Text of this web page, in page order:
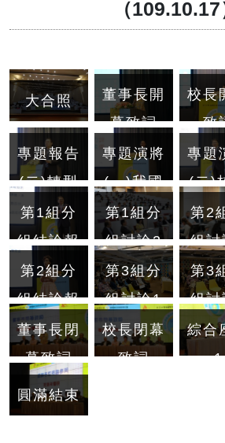
（109.10.17
大合照
董事長開
幕致詞
校長
致
專題報告
(二)轉型
中的教務
工作：創
新與超越
專題演將
(一)我國
CSR、
USR及
SDGs之
推動現況
及其對大
學校務經
專題
(二)
發展
力
越-
學實
究、
談
第1組分
組結論報
告1
第1組分
組討論2
第2
組
第2組分
組結論報
告
第3組分
組討論1
第3
組
董事長閉
幕致詞
校長閉幕
致詞
綜合
1
圓滿結束